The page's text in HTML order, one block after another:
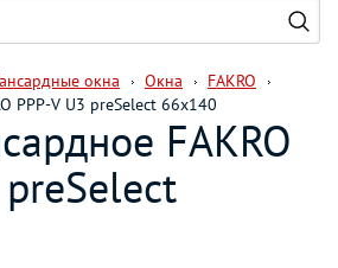
окна Окна
FAKRO
PPP-V U3 preSelect 66х140
FAKRO
preSelect